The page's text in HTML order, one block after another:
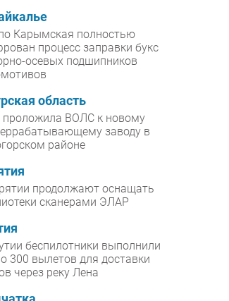
Карымская полностью
процесс заправки букс
осевых подшипников
область
ВОЛС к новому
заводу в
районе
продолжают оснащать
сканерами ЭЛАР
беспилотники выполнили
300 вылетов для доставки
через реку Лена